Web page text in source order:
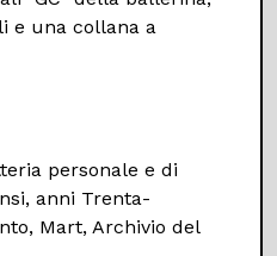
e una collana a
personale e di
anni Trenta-
Mart, Archivio del